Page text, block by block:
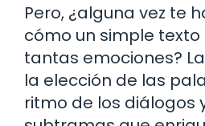
Pero, ¿alguna vez te
cómo un simple
tantas emociones?
la elección de las
ritmo de los diálogos